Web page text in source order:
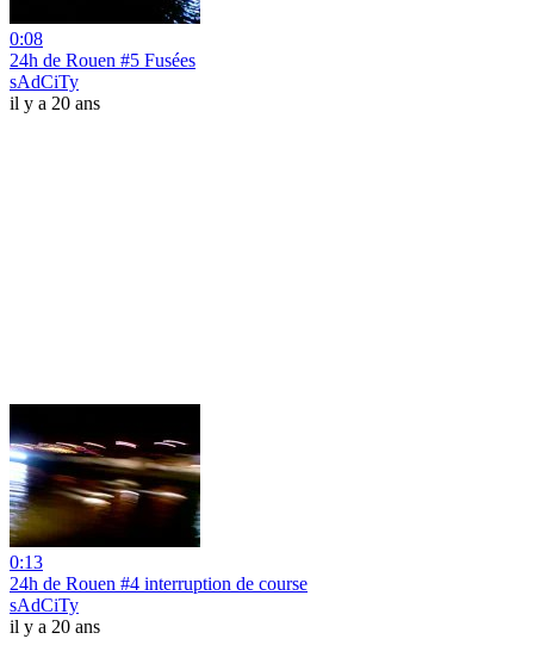
0:08
24h de Rouen #5 Fusées
sAdCiTy
il y a 20 ans
0:13
24h de Rouen #4 interruption de course
sAdCiTy
il y a 20 ans